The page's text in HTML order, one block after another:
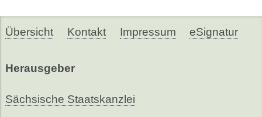
Übersicht Kontakt Impressum eSignatur
Herausgeber
Sächsische Staatskanzlei